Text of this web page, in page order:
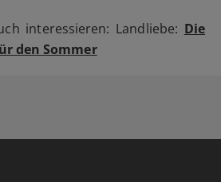
interessieren: Landliebe: Die
den Sommer